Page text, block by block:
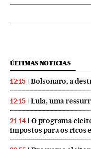
ÚLTIMAS NOTICIAS
12:15 Bolsonaro, a
12:15 Lula, uma
21:14
O programa
impostos para os ricos